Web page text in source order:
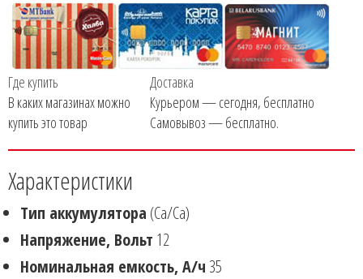
Где купить
В каких магазинах можно
купить это товар
Доставка
Курьером — сегодня, бесплатно
Самовывоз — бесплатно.
Характеристики
Тип аккумулятора (Ca/Ca)
Напряжение, Вольт 12
Номинальная емкость, А/ч 35